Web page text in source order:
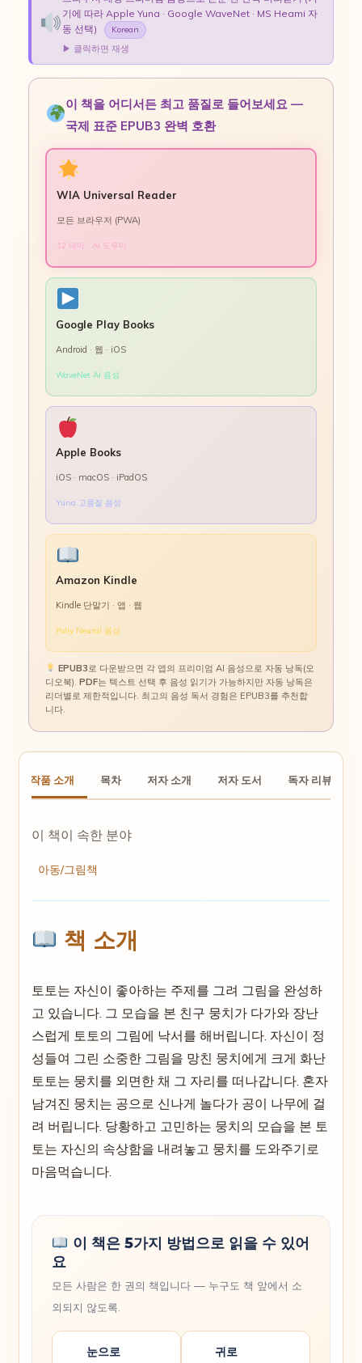
기에 따라 Apple Yuna · Google WaveNet · MS Heami 자
동 선택)
Korean
▶ 클릭하면 재생
이 책을 어디서든 최고 품질로 들어보세요 —
국제 표준 EPUB3 완벽 호환
WIA Universal Reader
모든 브라우저 (PWA)
12 테마 · AI 도우미
Google Play Books
Android · 웹 · iOS
WaveNet AI 음성
Apple Books
iOS · macOS · iPadOS
Yuna 고품질 음성
Amazon Kindle
Kindle 단말기 · 앱 · 웹
Polly Neural 음성
EPUB3로 다운받으면 각 앱의 프리미엄 AI 음성으로 자동 낭독(오
디오북).PDF는 텍스트 선택 후 음성 읽기가 가능하지만 자동 낭독은
리더별로 제한적입니다. 최고의 음성 독서 경험은 EPUB3를 추천합
니다.
작품 소개 목차 저자 소개 저자 도서 독자 리뷰
이 책이 속한 분야
아동/그림책
책 소개
토토는 자신이 좋아하는 주제를 그려 그림을 완성하
고 있습니다. 그 모습을 본 친구 뭉치가 다가와 장난
스럽게 토토의 그림에 낙서를 해버립니다. 자신이 정
성들여 그린 소중한 그림을 망친 뭉치에게 크게 화난
토토는 뭉치를 외면한 채 그 자리를 떠나갑니다. 혼자
남겨진 뭉치는 공으로 신나게 놀다가 공이 나무에 걸
려 버립니다. 당황하고 고민하는 뭉치의 모습을 본 토
토는 자신의 속상함을 내려놓고 뭉치를 도와주기로
마음먹습니다.
이 책은 5가지 방법으로 읽을 수 있어
요
모든 사람은 한 권의 책입니다 — 누구도 책 앞에서 소
외되지 않도록.
눈으로 귀로